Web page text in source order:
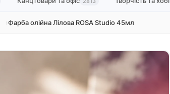
Фарба олійна Лілова ROSA Studio 45мл